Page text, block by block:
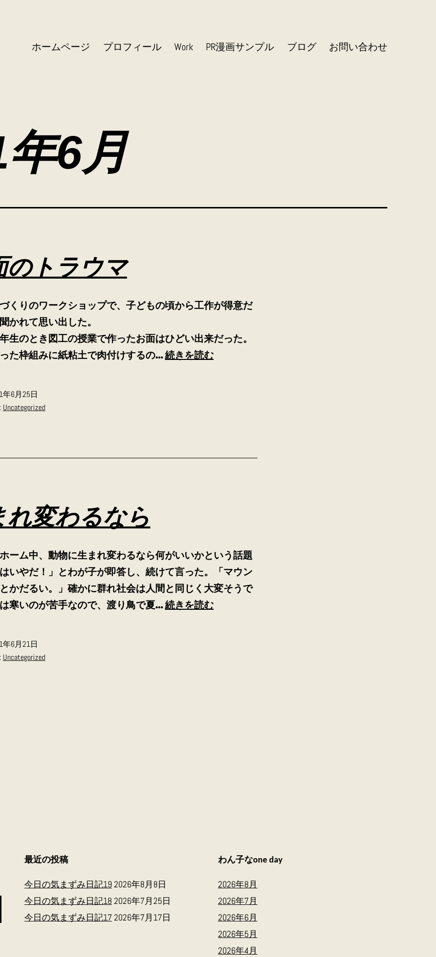
ホームページ プロフィール Work PR漫画サンプル ブログ お問い合わせ
6月
のトラウマ
くりのワークショップで、子どもの頃から工作が得意だ
と聞かれて思い出した。
生のとき図工の授業で作ったお面はひどい出来だった。
た枠組みに紙粘土で肉付けするの…続きを読むお
年6月25日
Uncategorized
れ変わるなら
ム中、動物に生まれ変わるなら何がいいかという話題
いやだ！」とわが子が即答し、続けて言った。「マウン
かだるい。」確かに群れ社会は人間と同じく大変そうで
寒いのが苦手なので、渡り鳥で夏…続きを読む生
年6月21日
Uncategorized
最近の投稿
今日の気まずみ日記192026年8月8日
今日の気まずみ日記18 2026年7月25日
今日の気まずみ日記172026年7月17日
わん子なone day
2026年8月
2026年7月
2026年6月
2026年5月
2026年4月